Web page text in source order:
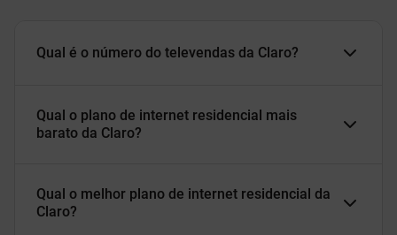
Qual é o número do televendas da Claro?
Qual o plano de internet residencial mais
barato da Claro?
Qual o melhor plano de internet residencial da
Claro?